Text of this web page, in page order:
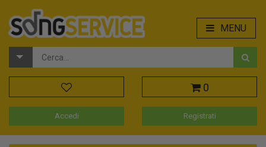
MENU
0
Accedi Registrati